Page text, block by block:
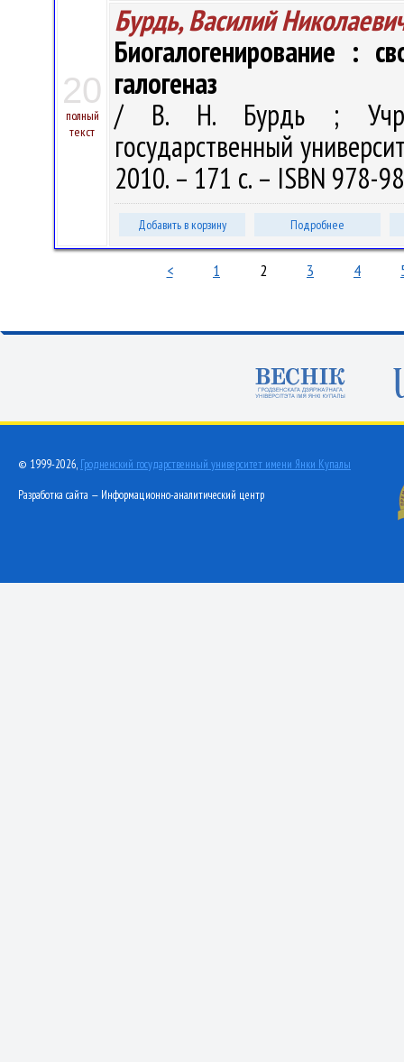
20
полный
текст
Бурдь, Василий
Биогалогенирование :
галогеназ
/ В. Н. Бурдь ;
государственный
2010. – 171 с. – ISBN 978-
Добавить в корзину Подробнее
< 1 2 3 4
© 1999-2026, Гродненский государственный университет имени Янки Купалы
Разработка сайта — Информационно-аналитический центр